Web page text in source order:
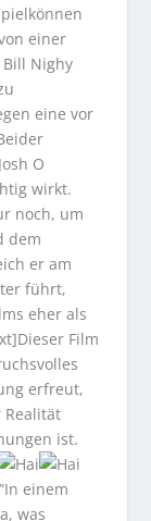
einer
Nighy
eine vor
O
wirkt.
noch, um
dem
er am
führt,
eher als
Film
erfreut,
Realität
ist.
einem
was